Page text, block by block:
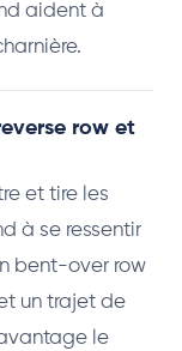
aident à
row et
et tire les
à se ressentir
bent-over row
un trajet de
le